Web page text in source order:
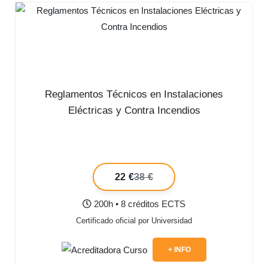
Reglamentos Técnicos en Instalaciones
Eléctricas y Contra Incendios
22 €38 €
200h • 8 créditos ECTS
Certificado oficial por Universidad
+ INFO